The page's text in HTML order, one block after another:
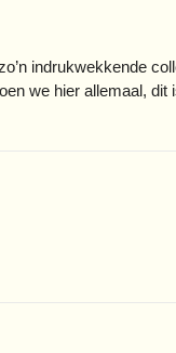
indrukwekkende
we hier allemaal,